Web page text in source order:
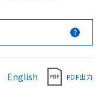
English PDF出力